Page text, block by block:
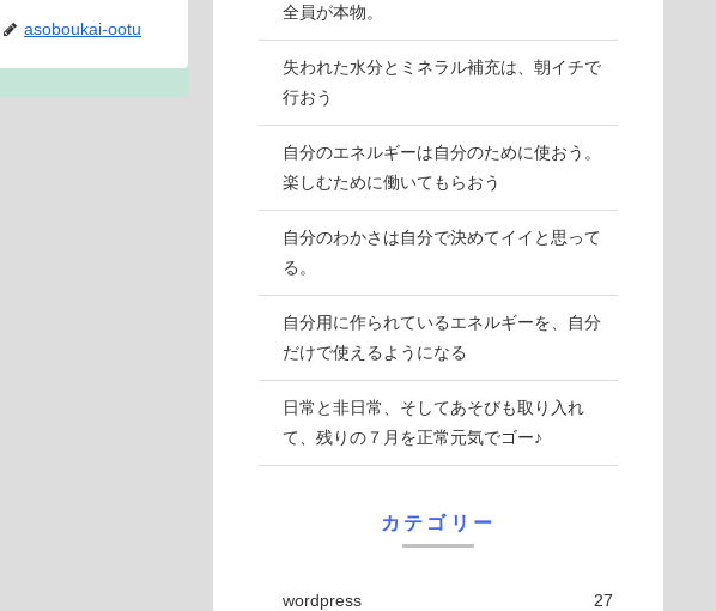
asoboukai-ootu
全員が本物。
失われた水分とミネラル補充は、朝イチで
行おう
自分のエネルギーは自分のために使おう。
楽しむために働いてもらおう
自分のわかさは自分で決めてイイと思って
る。
自分用に作られているエネルギーを、自分
だけで使えるようになる
日常と非日常、そしてあそびも取り入れ
て、残りの７月を正常元気でゴー♪
カテゴリー
wordpress 27